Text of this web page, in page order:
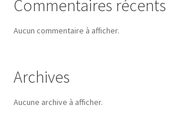
Commentaires récents
Aucun commentaire à afficher.
Archives
Aucune archive à afficher.